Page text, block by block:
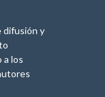
difusión y
a los